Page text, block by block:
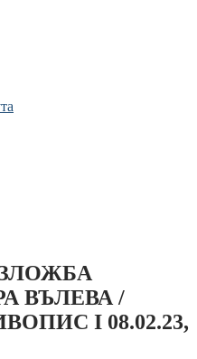
ВЪЛЕВА /
I 08.02.23,